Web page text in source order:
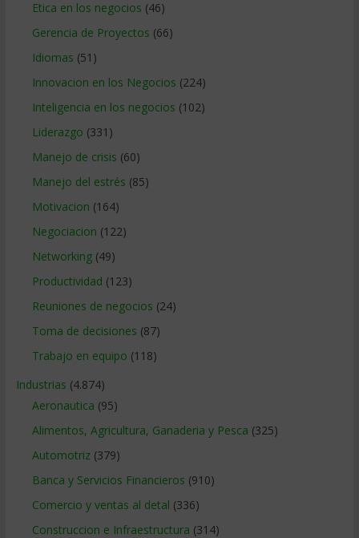
Etica en los negocios (46)
Gerencia de Proyectos (66)
Idiomas (51)
Innovacion en los Negocios (224)
Inteligencia en los negocios (102)
Liderazgo (331)
Manejo de crisis (60)
Manejo del estrés (85)
Motivacion (164)
Negociacion (122)
Networking(49)
Productividad (123)
Reuniones de negocios (24)
Toma de decisiones (87)
Trabajo en equipo (118)
Industrias (4.874)
Aeronautica (95)
Alimentos, Agricultura, Ganaderia y Pesca (325)
Automotriz(379)
Banca y Servicios Financieros (910)
Comercio y ventas al detal (336)
Construccion e Infraestructura (314)